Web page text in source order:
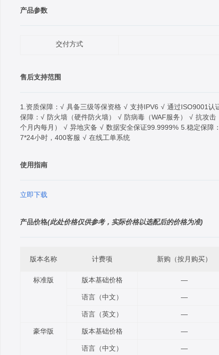
产品参数
交付方式
售后支持范围
1.资质保障：√ 具备三级等保资格 √ 支持IPV6 √ 通过ISO9001
保障：√ 防火墙（硬件防火墙） √ 防病毒（WAF服务） √ 抗攻
个月内每月） √ 异地灾备 √ 数据安全保证99.9999% 5.稳定保
7*24小时，400客服 √ 在线工单系统
使用指南
立即下载
产品价格(此处价格仅供参考，实际价格以选配后的价格为准)
版本名称 计费项 新购（按月购买）
标准版 版本基础价格 —
语言（中文） —
语言（英文） —
豪华版 版本基础价格 —
语言（中文） —